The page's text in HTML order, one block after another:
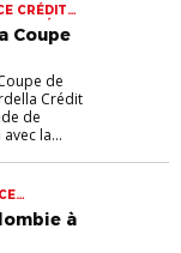
CRÉDIT
CRÉDIT
Coupe
de
Crédit
de
la...
à